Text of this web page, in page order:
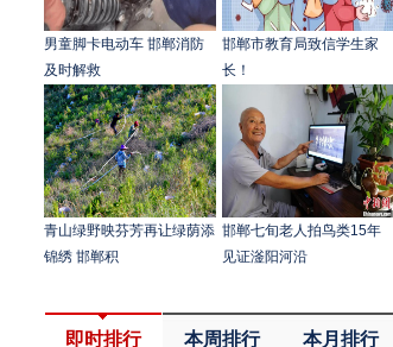
男童脚卡电动车 邯郸消防
及时解救
邯郸市教育局致信学生家
长！
青山绿野映芬芳再让绿荫添
锦绣 邯郸积
邯郸七旬老人拍鸟类15年
见证滏阳河沿
即时排行 本周排行 本月排行